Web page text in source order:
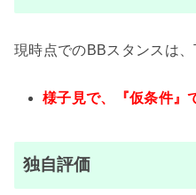
現時点でのBBスタンスは、
様子見で、『仮条件』
独自評価